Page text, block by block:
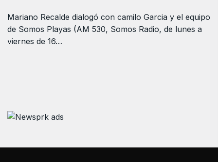
Mariano Recalde dialogó con camilo Garcia y el equipo
de Somos Playas (AM 530, Somos Radio, de lunes a
viernes de 16…